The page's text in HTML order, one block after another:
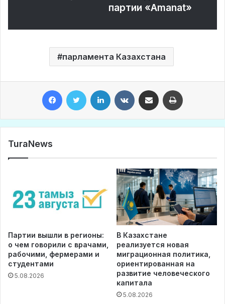
партии «Amanat»
парламента Казахстана
TuraNews
Партии вышли в регионы:
о чем говорили с врачами,
рабочими, фермерами и
студентами
5.08.2026
В Казахстане
реализуется новая
миграционная политика,
ориентированная на
развитие человеческого
капитала
5.08.2026